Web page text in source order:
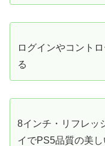
ログインやコント
る
8インチ・リフレッ
イでPS5品質の美